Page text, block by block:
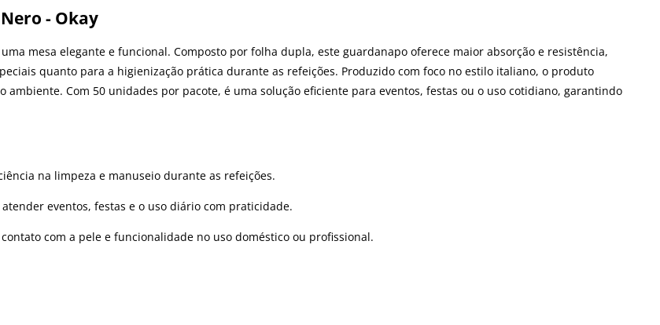
- Okay
mesa elegante e funcional. Composto por folha dupla, este guardanapo oferece maior absorção e resistência,
quanto para a higienização prática durante as refeições. Produzido com foco no estilo italiano, o produto
Com 50 unidades por pacote, é uma solução eficiente para eventos, festas ou o uso cotidiano, garantindo
na limpeza e manuseio durante as refeições.
eventos, festas e o uso diário com praticidade.
com a pele e funcionalidade no uso doméstico ou profissional.